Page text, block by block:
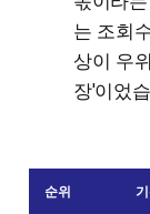
는 조회
상이 우
장'이었
순위